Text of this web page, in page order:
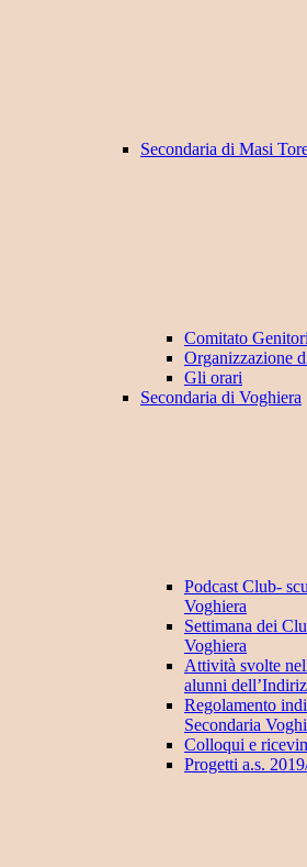
Secondaria di Masi
Comitato Genitori
Organizzazione
Gli orari
Secondaria di Voghiera
Podcast Club-
Voghiera
Settimana dei
Voghiera
Attività svolte
alunni
Regolamento
Secondaria
Colloqui e
Progetti a.s.